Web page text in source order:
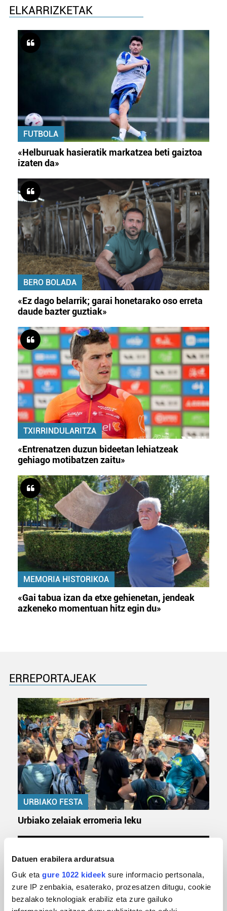
Datuen erabilera arduratsua
Guk eta gure 1022 kideek sure informacio pertsonala,
zure IP zenbakia, esaterako, prozesatzen ditugu, cookie
bezalako teknologiak erabiliz eta zure gailuko
ELKARRIZKETAK
FUTBOLA
«Helburuak hasieratik markatzea beti gaiztoa
izaten da»
BERO BOLADA
«Ez dago belarrik; garai honetarako oso erreta
daude bazter guztiak»
TXIRRINDULARITZA
«Entrenatzen duzun bideetan lehiatzeak
gehiago motibatzen zaitu»
MEMORIA HISTORIKOA
«Gai tabua izan da etxe gehienetan, jendeak
azkeneko momentuan hitz egin du»
ERREPORTAJEAK
URBIAKO FESTA
Urbiako zelaiak erromeria leku